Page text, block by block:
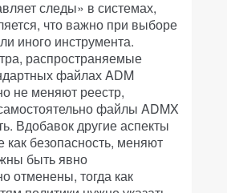
следы» в системах,
что важно при выборе
иного инструмента.
распространяемые
файлах ADM
не меняют реестр,
файлы ADMX
Вдобавок другие аспекты
как безопасность, меняют
быть явно
отменены, тогда как